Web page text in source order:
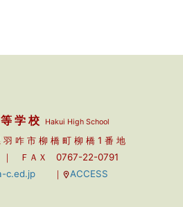
学 校 Hakui High School
咋 市 柳 橋 町 柳 橋 1 番 地
｜
ＦＡＸ 0767-22-0791
c.ed.jp ｜ ACCESS